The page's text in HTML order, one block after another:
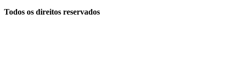
Todos os direitos reservados